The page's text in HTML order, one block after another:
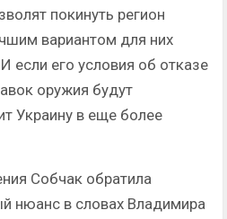
покинуть регион
вариантом для них
если его условия об отказе
оружия будут
Украину в еще более
Собчак обратила
нюанс в словах Владимира